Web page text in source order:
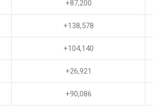
+87,200
+138,578
+104,140
+26,921
+90,086